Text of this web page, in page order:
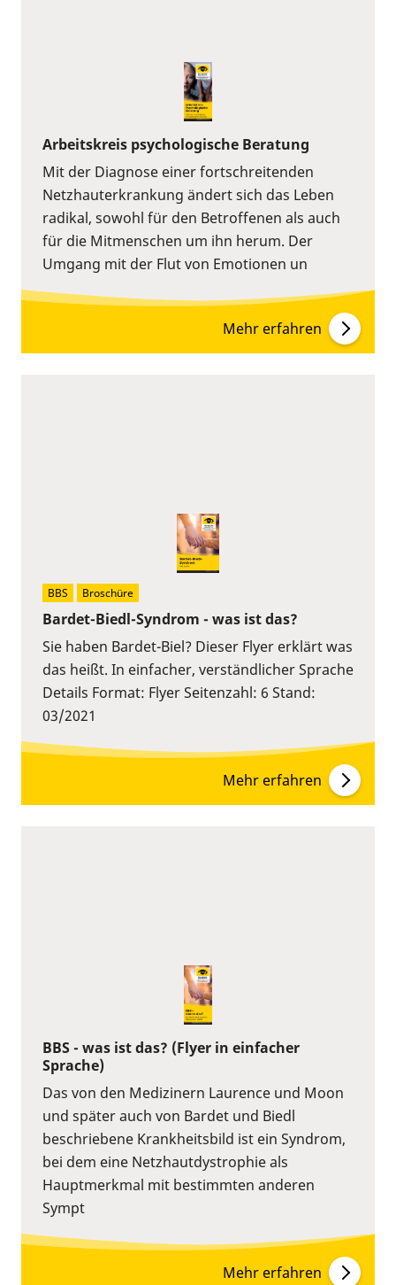
Arbeitskreis psychologische Beratung
Mit der Diagnose einer fortschreitenden
Netzhauterkrankung ändert sich das Leben
radikal, sowohl für den Betroffenen als auch
für die Mitmenschen um ihn herum. Der
Umgang mit der Flut von Emotionen un
Mehr erfahren
Bardet-Biedl-Syndrom - was ist das?
Sie haben Bardet-Biel? Dieser Flyer erklärt was
das heißt. In einfacher, verständlicher Sprache
Details Format: Flyer Seitenzahl: 6 Stand:
03/2021
BBS Broschüre
Mehr erfahren
BBS - was ist das? (Flyer in einfacher
Sprache)
Das von den Medizinern Laurence und Moon
und später auch von Bardet und Biedl
beschriebene Krankheitsbild ist ein Syndrom,
bei dem eine Netzhautdystrophie als
Hauptmerkmal mit bestimmten anderen
Sympt
Mehr erfahren